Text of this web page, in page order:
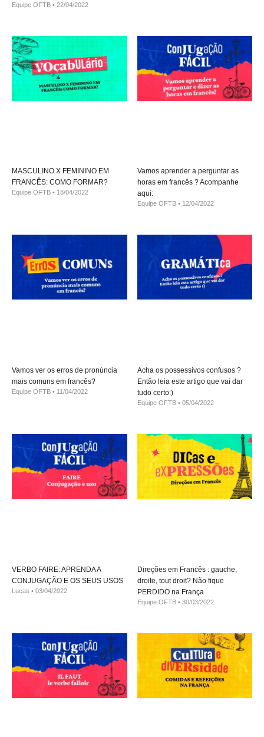
Equipe OFTB 22/04/2022
MASCULINO X FEMININO EM
FRANCÊS: COMO FORMAR?
Equipe OFTB 18/04/2022
Vamos aprender a perguntar as
horas em francês ? Acompanhe
aqui:
Equipe OFTB 12/04/2022
Vamos ver os erros de pronúncia
mais comuns em francês?
Equipe OFTB 11/04/2022
Acha os possessivos confusos ?
Então leia este artigo que vai dar
tudo certo:)
Equipe OFTB 05/04/2022
VERBO FAIRE: APRENDA A
CONJUGAÇÃO E OS SEUS USOS
Lucas 03/04/2022
Direções em Francês : gauche,
droite, tout droit? Não fique
PERDIDO na França
Equipe OFTB 30/03/2022